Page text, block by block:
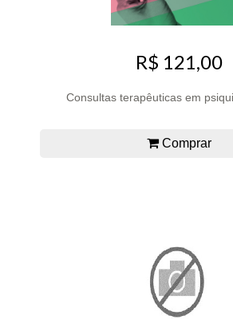
R$ 121,00
Consultas terapêuticas em
Comprar